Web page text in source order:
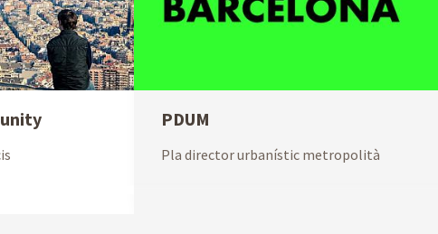
PDUM
Pla director urbanístic metropolità